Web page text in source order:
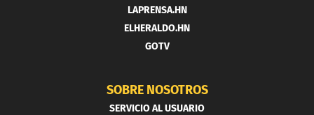
LAPRENSA.HN
ELHERALDO.HN
GOTV
SOBRE NOSOTROS
SERVICIO AL USUARIO